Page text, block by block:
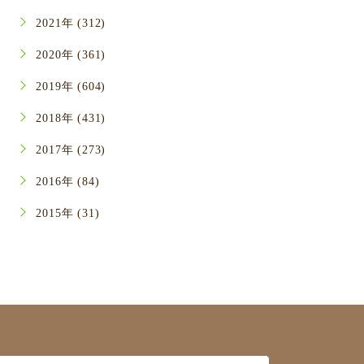
2021年 (312)
2020年 (361)
2019年 (604)
2018年 (431)
2017年 (273)
2016年 (84)
2015年 (31)